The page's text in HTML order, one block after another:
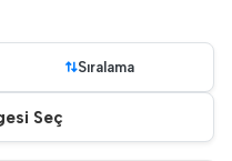
Sıralama
Seç